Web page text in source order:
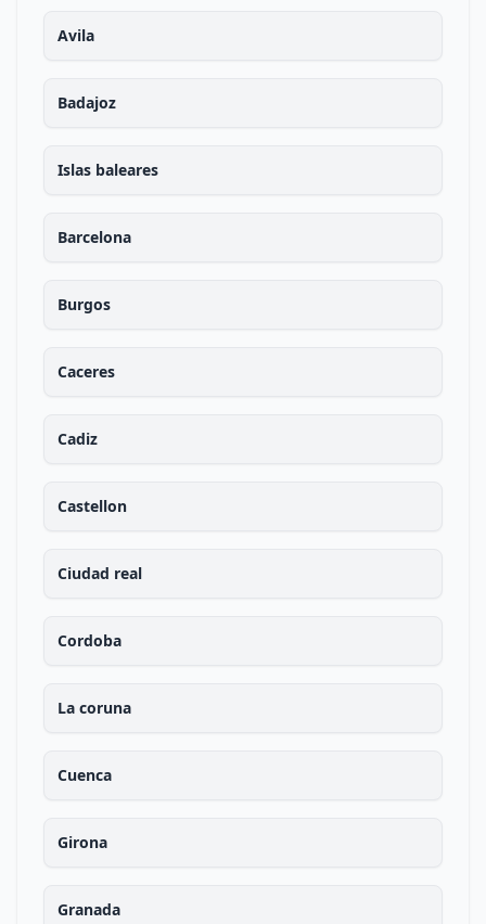
Avila
Badajoz
Islas baleares
Barcelona
Burgos
Caceres
Cadiz
Castellon
Ciudad real
Cordoba
La coruna
Cuenca
Girona
Granada